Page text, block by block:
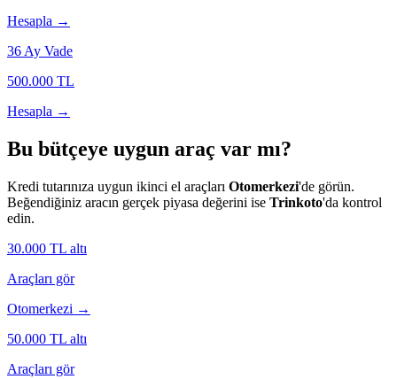
Hesapla →
36 Ay Vade
500.000 TL
Hesapla →
Bu bütçeye uygun araç var mı?
Kredi tutarınıza uygun ikinci el araçları Otomerkezi'de görün.
Beğendiğiniz aracın gerçek piyasa değerini ise Trinkoto'da kontrol
edin.
30.000 TL altı
Araçları gör
Otomerkezi →
50.000 TL altı
Araçları gör